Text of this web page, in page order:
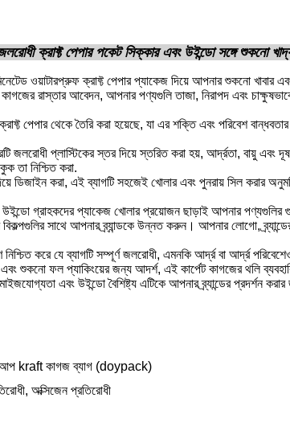
ক্রাফ্ট পেপার পকেট সিক্কার এবং উইন্ডো সঙ্গে শুকনো
ওয়াটারপ্রুফ ক্রাফ্ট পেপার প্যাকেজ দিয়ে আপনার শুকনো
রাস্তার আবেদন, আপনার পণ্যগুলি তাজা, নিরাপদ এবং
ক্রাফ্ট পেপার থেকে তৈরি করা হয়েছে, যা এর শক্তি এবং পরিবেশ
জলরোধী প্লাস্টিকের স্তর দিয়ে স্তরিত করা হয়, আর্দ্রতা, বায়ু এবং
তা নিশ্চিত করা.
ডিজাইন করা, এই ব্যাগটি সহজেই খোলার এবং পুনরায় সিল করার
গ্রাহকদের প্যাকেজ খোলার প্রয়োজন ছাড়াই আপনার পণ্যগুলির
সাথে আপনার ব্র্যান্ডকে উন্নত করুন। আপনার লোগো,
নিশ্চিত করে যে ব্যাগটি সম্পূর্ণ জলরোধী, এমনকি আর্দ্র বা আর্দ্র
এবং শুকনো ফল প্যাকিংয়ের জন্য আদর্শ, এই কার্পেট কাগজের থলি
এবং উইন্ডো বৈশিষ্ট্য এটিকে আপনার ব্র্যান্ডের প্রদর্শন
আপ kraft কাগজ ব্যাগ (doypack)
অক্সিজেন প্রতিরোধী